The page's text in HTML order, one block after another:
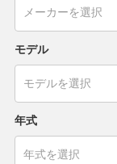
モデル
年式